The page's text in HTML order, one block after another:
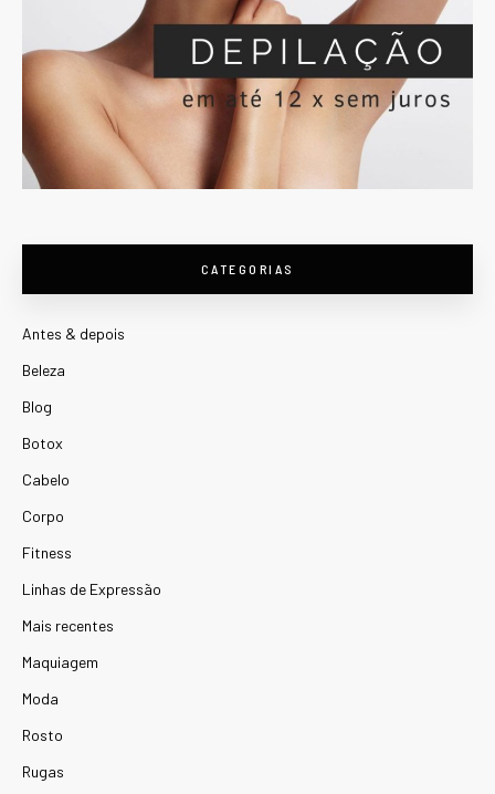
CATEGORIAS
Antes & depois
Beleza
Blog
Botox
Cabelo
Corpo
Fitness
Linhas de Expressão
Mais recentes
Maquiagem
Moda
Rosto
Rugas